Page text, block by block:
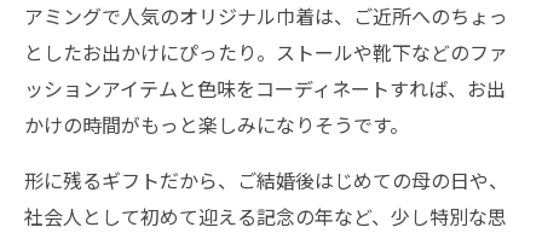
アミングで人気のオリジナル巾着は、ご近所へのちょっ
としたお出かけにぴったり。ストールや靴下などのファ
ッションアイテムと色味をコーディネートすれば、お出
かけの時間がもっと楽しみになりそうです。
形に残るギフトだから、ご結婚後はじめての母の日や、
社会人として初めて迎える記念の年など、少し特別な思